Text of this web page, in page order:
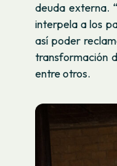
deuda externa.
interpela a los
así poder
transformación
entre otros.